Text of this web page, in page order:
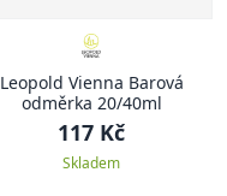
Leopold Vienna Barová
odměrka 20/40ml
117 Kč
Skladem